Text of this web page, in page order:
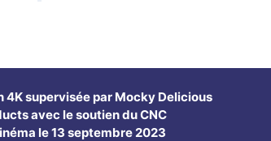
4K supervisée par Mocky Delicious
avec le soutien du CNC
le 13 septembre 2023